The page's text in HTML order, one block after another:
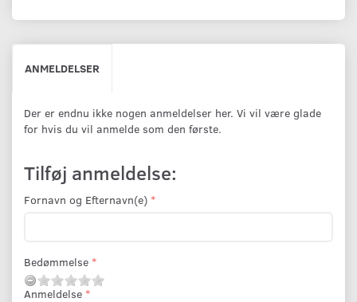
ANMELDELSER
Der er endnu ikke nogen anmeldelser her. Vi vil være glade
for hvis du vil anmelde som den første.
Tilføj anmeldelse:
Fornavn og Efternavn(e)
Bedømmelse
Anmeldelse